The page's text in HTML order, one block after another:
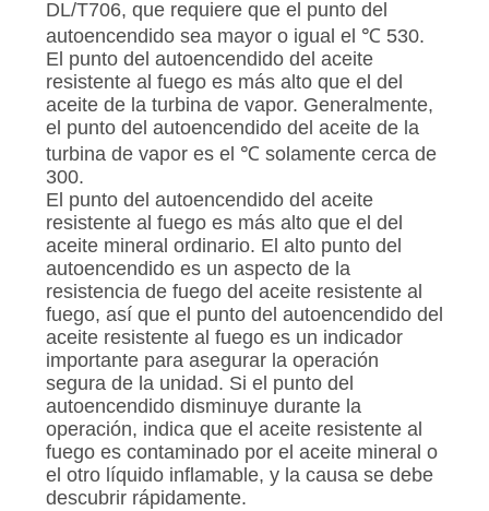
DL/T706, que requiere que el punto del
autoencendido sea mayor o igual el ℃ 530.
El punto del autoencendido del aceite
resistente al fuego es más alto que el del
aceite de la turbina de vapor. Generalmente,
el punto del autoencendido del aceite de la
turbina de vapor es el ℃ solamente cerca de
300.
El punto del autoencendido del aceite
resistente al fuego es más alto que el del
aceite mineral ordinario. El alto punto del
autoencendido es un aspecto de la
resistencia de fuego del aceite resistente al
fuego, así que el punto del autoencendido del
aceite resistente al fuego es un indicador
importante para asegurar la operación
segura de la unidad. Si el punto del
autoencendido disminuye durante la
operación, indica que el aceite resistente al
fuego es contaminado por el aceite mineral o
el otro líquido inflamable, y la causa se debe
descubrir rápidamente.